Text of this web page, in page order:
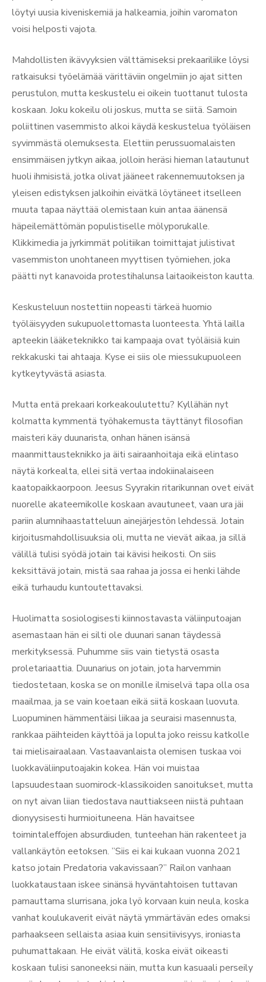
löytyi uusia kiveniskemiä ja halkeamia, joihin varomaton
voisi helposti vajota.
Mahdollisten ikävyyksien välttämiseksi prekaariliike löysi
ratkaisuksi työelämää värittäviin ongelmiin jo ajat sitten
perustulon, mutta keskustelu ei oikein tuottanut tulosta
koskaan. Joku kokeilu oli joskus, mutta se siitä. Samoin
poliittinen vasemmisto alkoi käydä keskustelua työläisen
syvimmästä olemuksesta. Elettiin perussuomalaisten
ensimmäisen jytkyn aikaa, jolloin heräsi hieman latautunut
huoli ihmisistä, jotka olivat jääneet rakennemuutoksen ja
yleisen edistyksen jalkoihin eivätkä löytäneet itselleen
muuta tapaa näyttää olemistaan kuin antaa äänensä
häpeilemättömän populistiselle mölyporukalle.
Klikkimedia ja jyrkimmät politiikan toimittajat julistivat
vasemmiston unohtaneen myyttisen työmiehen, joka
päätti nyt kanavoida protestihalunsa laitaoikeiston kautta.
Keskusteluun nostettiin nopeasti tärkeä huomio
työläisyyden sukupuolettomasta luonteesta. Yhtä lailla
apteekin lääketeknikko tai kampaaja ovat työläisiä kuin
rekkakuski tai ahtaaja. Kyse ei siis ole miessukupuoleen
kytkeytyvästä asiasta.
Mutta entä prekaari korkeakoulutettu? Kyllähän nyt
kolmatta kymmentä työhakemusta täyttänyt filosofian
maisteri käy duunarista, onhan hänen isänsä
maanmittausteknikko ja äiti sairaanhoitaja eikä elintaso
näytä korkealta, ellei sitä vertaa indokiinalaiseen
kaatopaikkaorpoon. Jeesus Syyrakin ritarikunnan ovet eivät
nuorelle akateemikolle koskaan avautuneet, vaan ura jäi
pariin alumnihaastatteluun ainejärjestön lehdessä. Jotain
kirjoitusmahdollisuuksia oli, mutta ne vievät aikaa, ja sillä
välillä tulisi syödä jotain tai kävisi heikosti. On siis
keksittävä jotain, mistä saa rahaa ja jossa ei henki lähde
eikä turhaudu kuntoutettavaksi.
Huolimatta sosiologisesti kiinnostavasta väliinputoajan
asemastaan hän ei silti ole duunari sanan täydessä
merkityksessä. Puhumme siis vain tietystä osasta
proletariaattia. Duunarius on jotain, jota harvemmin
tiedostetaan, koska se on monille ilmiselvä tapa olla osa
maailmaa, ja se vain koetaan eikä siitä koskaan luovuta.
Luopuminen hämmentäisi liikaa ja seuraisi masennusta,
rankkaa päihteiden käyttöä ja lopulta joko reissu katkolle
tai mielisairaalaan. Vastaavanlaista olemisen tuskaa voi
luokkaväliinputoajakin kokea. Hän voi muistaa
lapsuudestaan suomirock-klassikoiden sanoitukset, mutta
on nyt aivan liian tiedostava nauttiakseen niistä puhtaan
dionyysisesti hurmioituneena. Hän havaitsee
toimintaleffojen absurdiuden, tunteehan hän rakenteet ja
vallankäytön eetoksen. ”Siis ei kai kukaan vuonna 2021
katso jotain Predatoria vakavissaan?” Railon vanhaan
luokkataustaan iskee sinänsä hyväntahtoisen tuttavan
pamauttama slurrisana, joka lyö korvaan kuin neula, koska
vanhat koulukaverit eivät näytä ymmärtävän edes omaksi
parhaakseen sellaista asiaa kuin sensitiivisyys, ironiasta
puhumattakaan. He eivät välitä, koska eivät oikeasti
koskaan tulisi sanoneeksi näin, mutta kun kasuaali perseily